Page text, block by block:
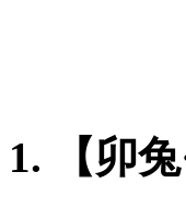
1. 【卯